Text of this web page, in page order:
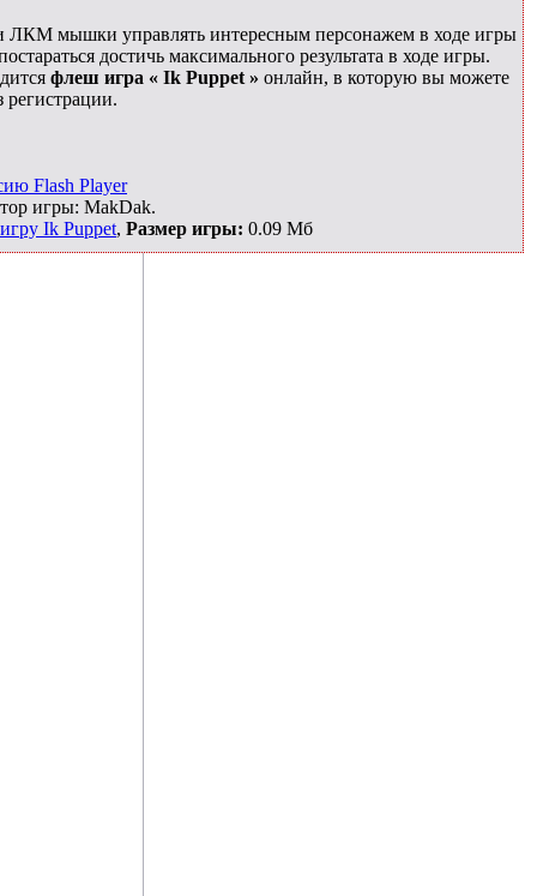
мышки управлять интересным персонажем в ходе игры
достичь максимального результата в ходе игры.
флеш игра « Ik Puppet » онлайн, в которую вы можете
регистрации.
Flash Player
игры: MakDak.
Ik Puppet, Размер игры: 0.09 Мб